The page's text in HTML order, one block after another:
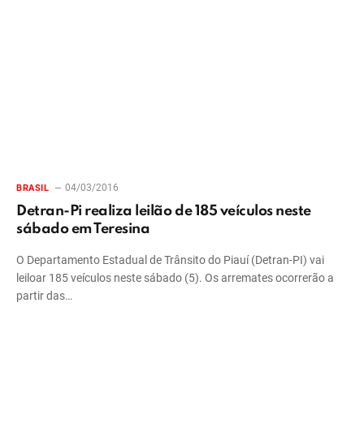
BRASIL 04/03/2016
Detran-Pi realiza leilão de 185 veículos neste
sábado em Teresina
O Departamento Estadual de Trânsito do Piauí (Detran-PI) vai
leiloar 185 veículos neste sábado (5). Os arremates ocorrerão a
partir das…